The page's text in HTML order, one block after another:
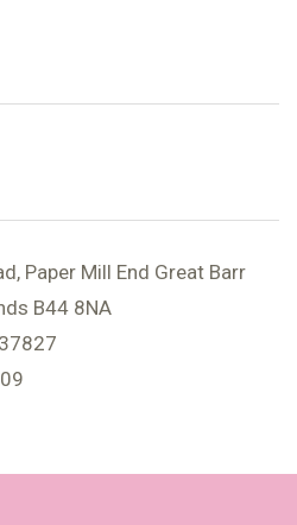
Paper Mill End Great Barr
B44 8NA